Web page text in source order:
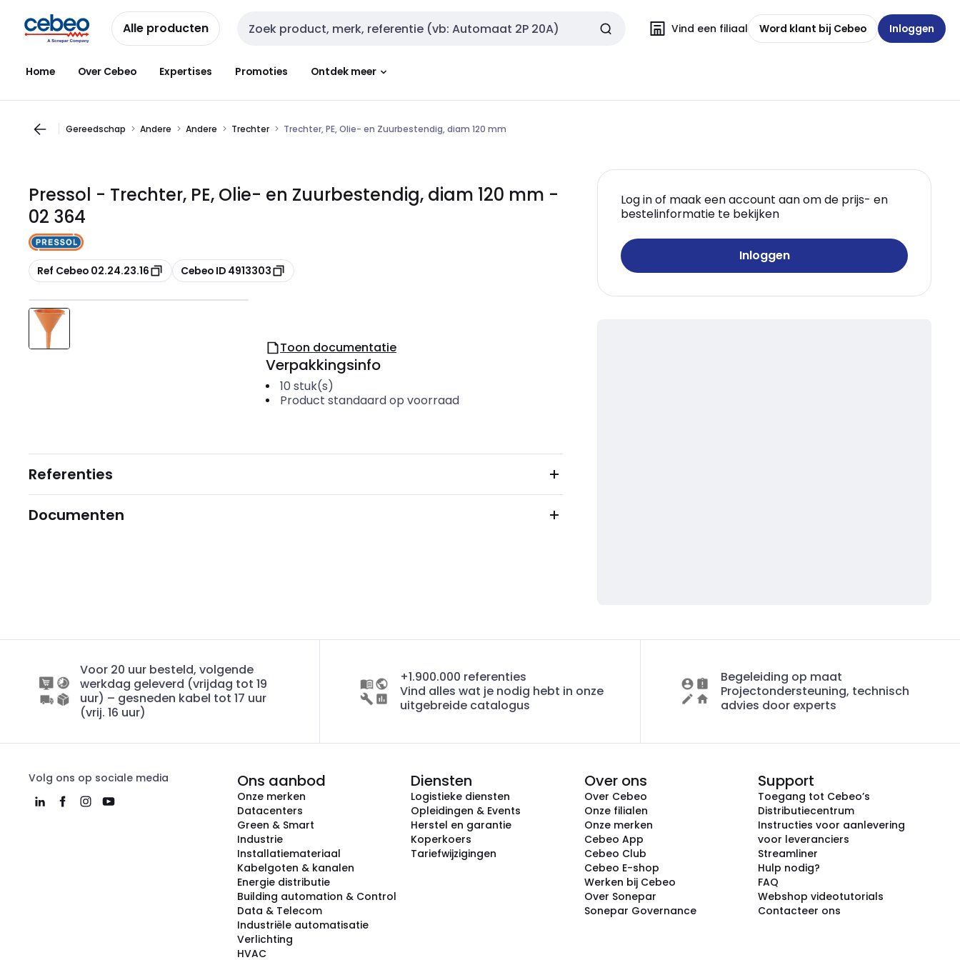
naar
navigatie
naar
inhoud
Alle producten Zoekveld invoer Vind een filiaal Word klant bij Cebeo Inloggen
Home Over Cebeo Expertises Promoties Ontdek meer
Gereedschap Andere Andere Trechter Trechter, PE, Olie- en Zuurbestendig, diam 120 mm
Pressol - Trechter, PE, Olie- en Zuurbestendig, diam 120 mm -
02 364
Kopiëren
Ref Cebeo 02.24.23.16 Kopiëren
Cebeo ID 4913303
Log in of maak een account aan om de prijs- en
bestelinformatie te bekijken
Inloggen
Toon documentatie
Verpakkingsinfo
10 stuk(s)
Product standaard op voorraad
Referenties
Documenten
Voor 20 uur besteld, volgende
werkdag geleverd (vrijdag tot 19
uur) – gesneden kabel tot 17 uur
(vrij. 16 uur)
+1.900.000 referenties
Vind alles wat je nodig hebt in onze
uitgebreide catalogus
Begeleiding op maat
Projectondersteuning, technisch
advies door experts
Volg ons op sociale media Ons aanbod
Onze merken
Datacenters
Green & Smart
Industrie
Installatiemateriaal
Kabelgoten & kanalen
Energie distributie
Building automation & Control
Data & Telecom
Industriële automatisatie
Verlichting
HVAC
Diensten
Logistieke diensten
Opleidingen & Events
Herstel en garantie
Koperkoers
Tariefwijzigingen
Over ons
Over Cebeo
Onze filialen
Onze merken
Cebeo App
Cebeo Club
Cebeo E-shop
Werken bij Cebeo
Over Sonepar
Sonepar Governance
Support
Toegang tot Cebeo’s
Distributiecentrum
Instructies voor aanlevering
voor leveranciers
Streamliner
Hulp nodig?
FAQ
Webshop videotutorials
Contacteer ons